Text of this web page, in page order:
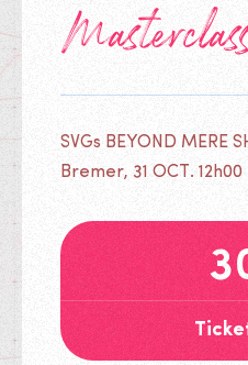
SVGs BEYOND MERE
Bremer, 31 OCT. 12h00